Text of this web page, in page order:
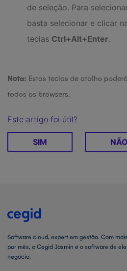
de seleção. Para
basta selecionar e clicar
teclas Ctrl+Alt+Enter.
Nota: Estas teclas de atalho
todos os browsers.
Este artigo foi útil?
SIM NÃO
Software cloud, expert em gestão. Com
por mês, o Cegid Jasmin é o software de
negócio.